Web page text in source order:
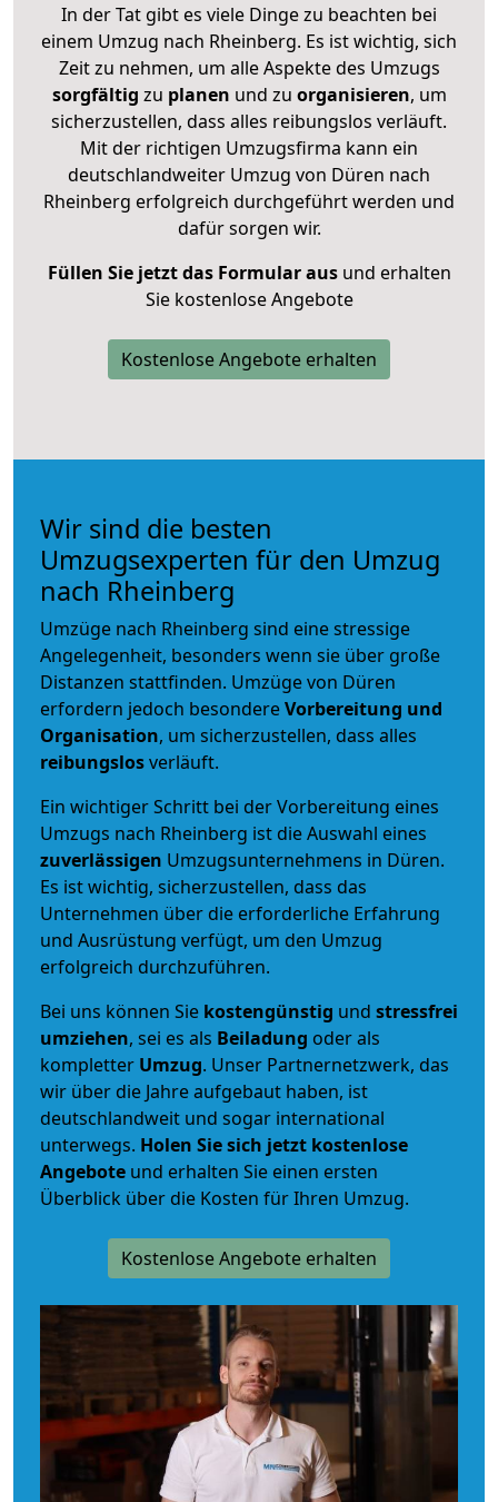
In der Tat gibt es viele Dinge zu beachten bei
einem Umzug nach Rheinberg. Es ist wichtig, sich
Zeit zu nehmen, um alle Aspekte des Umzugs
sorgfältig zu planen und zu organisieren, um
sicherzustellen, dass alles reibungslos verläuft.
Mit der richtigen Umzugsfirma kann ein
deutschlandweiter Umzug von Düren nach
Rheinberg erfolgreich durchgeführt werden und
dafür sorgen wir.
Füllen Sie jetzt das Formular ausund erhalten
Sie kostenlose Angebote
Kostenlose Angebote erhalten
Wir sind die besten
Umzugsexperten für den Umzug
nach Rheinberg
Umzüge nach Rheinberg sind eine stressige
Angelegenheit, besonders wenn sie über große
Distanzen stattfinden. Umzüge von Düren
erfordern jedoch besondereVorbereitung und
Organisation, um sicherzustellen, dass alles
reibungslosverläuft.
Ein wichtiger Schritt bei der Vorbereitung eines
Umzugs nach Rheinberg ist die Auswahl eines
zuverlässigen Umzugsunternehmens in Düren.
Es ist wichtig, sicherzustellen, dass das
Unternehmen über die erforderliche Erfahrung
und Ausrüstung verfügt, um den Umzug
erfolgreich durchzuführen.
Bei uns können Sie kostengünstig und stressfrei
umziehen, sei es als Beiladung oder als
kompletter Umzug. Unser Partnernetzwerk, das
wir über die Jahre aufgebaut haben, ist
deutschlandweit und sogar international
unterwegs. Holen Sie sich jetzt kostenlose
Angebote und erhalten Sie einen ersten
Überblick über die Kosten für Ihren Umzug.
Kostenlose Angebote erhalten